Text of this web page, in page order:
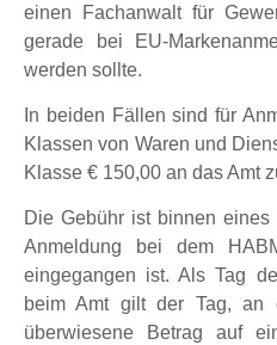
einen Fachanwalt für
gerade bei EU-
werden sollte.
In beiden Fällen sind für
Klassen von Waren und
Klasse € 150,00 an das Amt
Die Gebühr ist binnen
Anmeldung bei dem
eingegangen ist. Als Tag
beim Amt gilt der Tag, an
überwiesene Betrag auf